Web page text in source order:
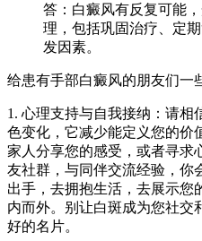
答：白癜风有反复可能
理，包括巩固治疗、定
发因素。
给患有手部白癜风的朋友们一
1. 心理支持与自我接纳：请
色变化，它减少能定义您的价
家人分享您的感受，或者寻求
友社群，与同伴交流经验，你
出手，去拥抱生活，去展示您
内而外。别让白斑成为您社交
好的名片。